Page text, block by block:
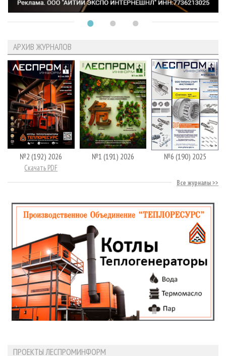
АРХИВ ЖУРНАЛОВ
№2 (192) 2026
Скачать PDF
№1 (191) 2026 №6 (190) 2025
Все журналы
ПРОЕКТЫ ЛЕСПРОМИНФОРМ